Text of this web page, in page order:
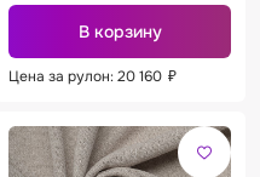
В корзину
Цена за рулон: 20 160 ₽